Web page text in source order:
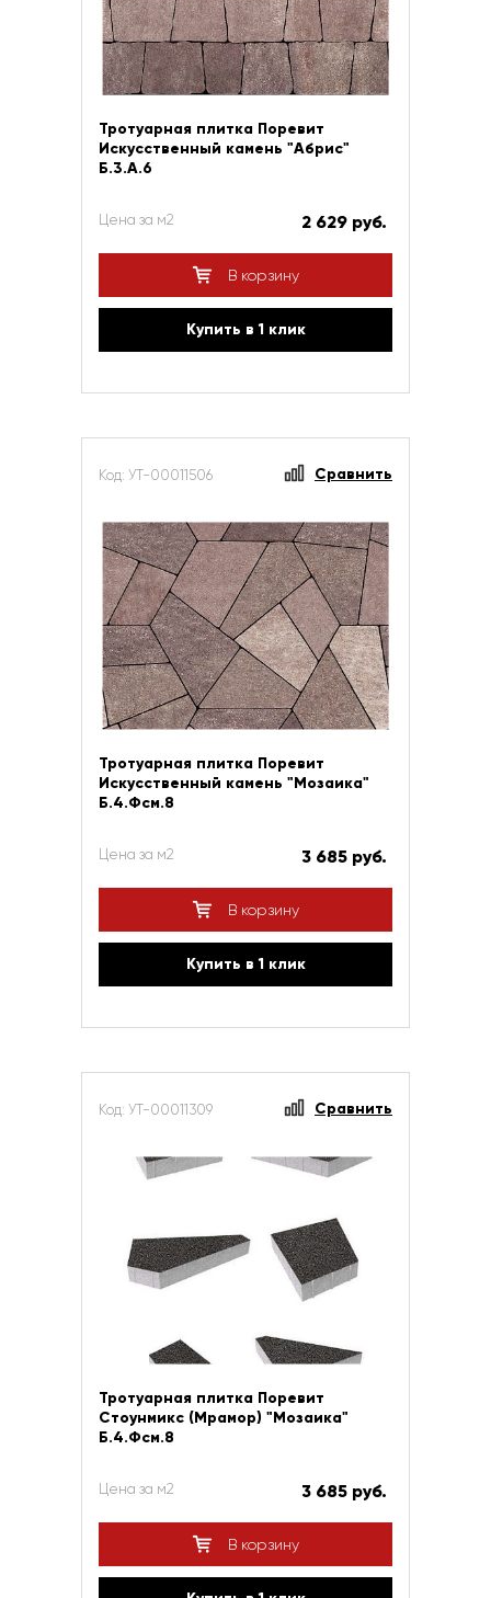
Тротуарная плитка Поревит
Искусственный камень "Абрис"
Б.3.А.6
Цена за м2 2 629 руб.
В корзину
Купить в 1 клик
Код: УТ-00011506 Сравнить
Тротуарная плитка Поревит
Искусственный камень "Мозаика"
Б.4.Фсм.8
Цена за м2 3 685 руб.
В корзину
Купить в 1 клик
Код: УТ-00011309 Сравнить
Тротуарная плитка Поревит
Стоунмикс (Мрамор) "Мозаика"
Б.4.Фсм.8
Цена за м2 3 685 руб.
В корзину